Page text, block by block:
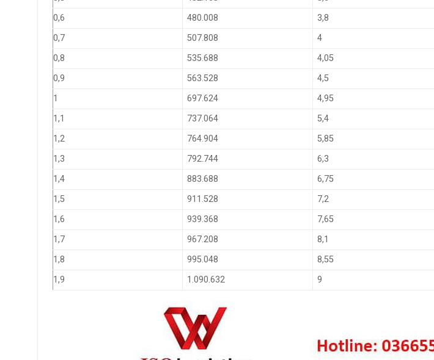
0,6
480.008 3,8
0,7
507.808 4
0,8
535.688 4,05
0,9
563.528 4,5
1
697.624 4,95
1,1
737.064 5,4
1,2
764.904 5,85
1,3
792.744 6,3
1,4
883.688 6,75
1,5
911.528 7,2
1,6
939.368 7,65
1,7
967.208 8,1
1,8
995.048 8,55
1,9
1.090.632 9